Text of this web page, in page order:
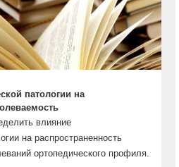
патологии на
влияние
на распространенность
ортопедического профиля.